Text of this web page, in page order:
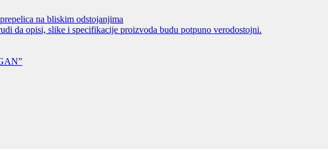
na bliskim odstojanjima
da opisi, slike i specifikacije proizvoda budu potpuno verodostojni.